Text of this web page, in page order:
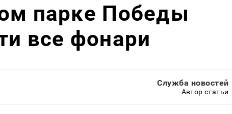
парке Победы
все фонари
Служба новостей
Автор статьи